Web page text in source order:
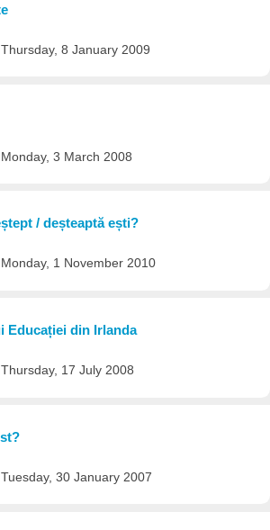
8 January 2009
3 March 2008
/ deșteaptă ești?
1 November 2010
Educației din Irlanda
17 July 2008
30 January 2007